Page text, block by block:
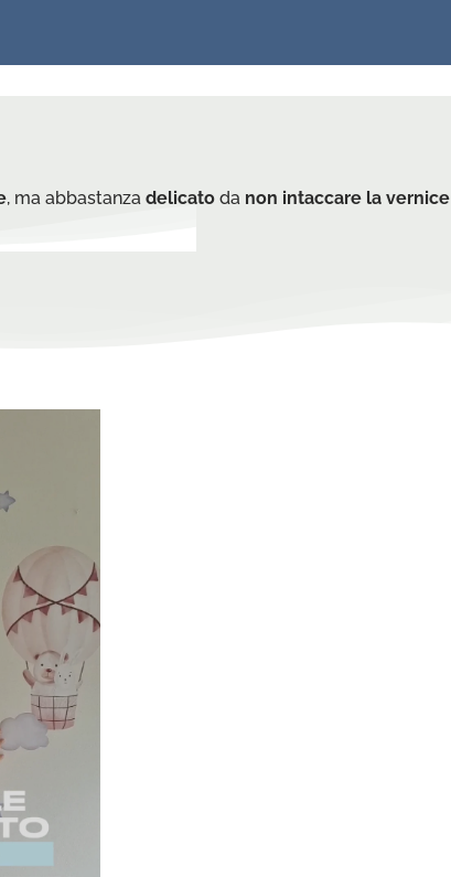
, ma abbastanza delicato da non intaccare la vernice